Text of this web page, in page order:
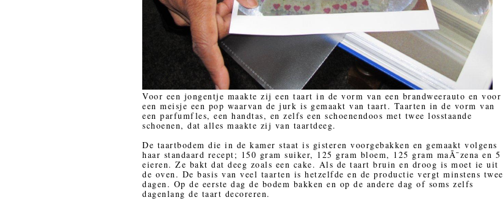
Voor een jongentje maakte zij een taart in de vorm van een brandweerauto en voor
een meisje een pop waarvan de jurk is gemaakt van taart. Taarten in de vorm van
een parfumfles, een handtas, en zelfs een schoenendoos met twee losstaande
schoenen, dat alles maakte zij van taartdeeg.
De taartbodem die in de kamer staat is gisteren voorgebakken en gemaakt volgens
haar standaard recept; 150 gram suiker, 125 gram bloem, 125 gram maÃ¯zena en 5
eieren. Ze bakt dat deeg zoals een cake. Als de taart bruin en droog is moet ie uit
de oven. De basis van veel taarten is hetzelfde en de productie vergt minstens twee
dagen. Op de eerste dag de bodem bakken en op de andere dag of soms zelfs
dagenlang de taart decoreren.